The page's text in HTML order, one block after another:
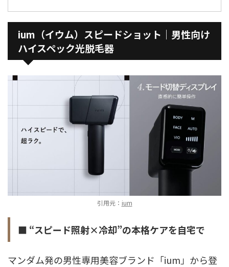
ium（イウム）スピードショット｜男性向け
ハイスペック光脱毛器
引用元： ium
■ “スピード照射×冷却”の本格ケアを自宅で
マンダム発の男性専用美容ブランド「ium」から登